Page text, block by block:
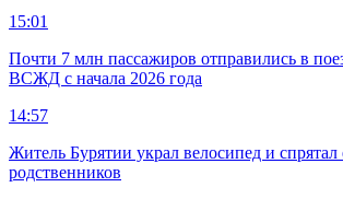
15:01
Почти 7 млн пассажиров отправились в
ВСЖД с начала 2026 года
14:57
Житель Бурятии украл велосипед и спрятал
родственников